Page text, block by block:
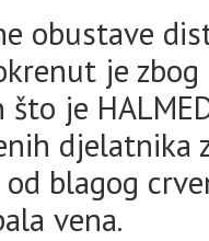
obustave
je
je
blagog
vena.